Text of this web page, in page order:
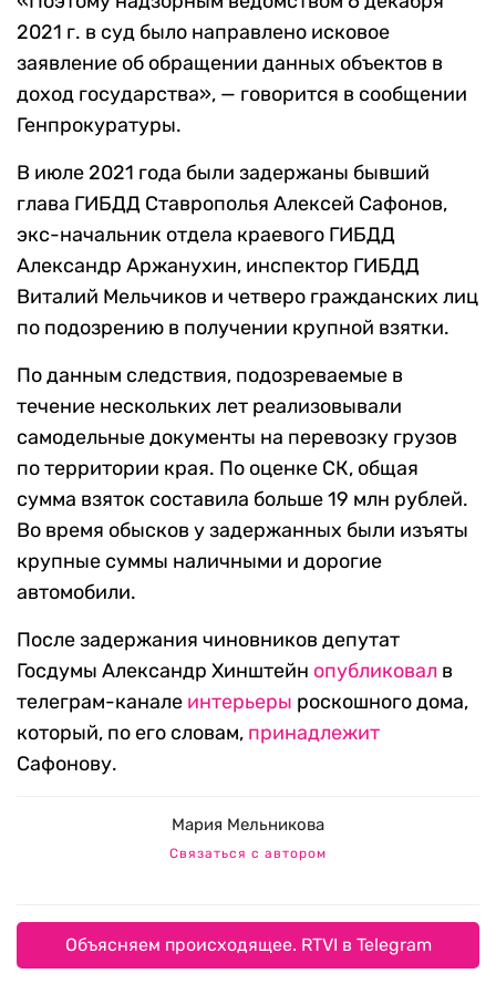
2021 г. в суд было направлено исковое
заявление об обращении данных объектов в
доход государства», — говорится в сообщении
Генпрокуратуры.
В июле 2021 года были задержаны бывший
глава ГИБДД Ставрополья Алексей Сафонов,
экс-начальник отдела краевого ГИБДД
Александр Аржанухин, инспектор ГИБДД
Виталий Мельчиков и четверо гражданских лиц
по подозрению в получении крупной взятки.
По данным следствия, подозреваемые в
течение нескольких лет реализовывали
самодельные документы на перевозку грузов
по территории края. По оценке СК, общая
сумма взяток составила больше 19 млн рублей.
Во время обысков у задержанных были изъяты
крупные суммы наличными и дорогие
автомобили.
После задержания чиновников депутат
Госдумы Александр Хинштейн опубликовал в
телеграм-канале интерьеры роскошного дома,
который, по его словам, принадлежит
Сафонову.
Мария Мельникова
Связаться с автором
Объясняем происходящее. RTVI в Telegram